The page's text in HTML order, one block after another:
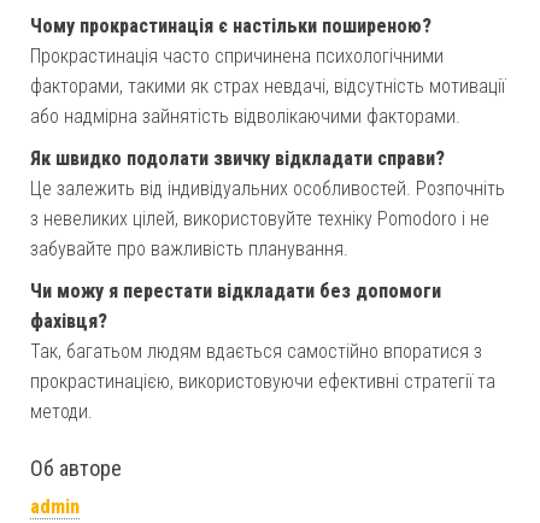
Чому прокрастинація є настільки поширеною?
Прокрастинація часто спричинена психологічними
факторами, такими як страх невдачі, відсутність мотивації
або надмірна зайнятість відволікаючими факторами.
Як швидко подолати звичку відкладати справи?
Це залежить від індивідуальних особливостей. Розпочніть
з невеликих цілей, використовуйте техніку Pomodoro і не
забувайте про важливість планування.
Чи можу я перестати відкладати без допомоги
фахівця?
Так, багатьом людям вдається самостійно впоратися з
прокрастинацією, використовуючи ефективні стратегії та
методи.
Об авторе
admin